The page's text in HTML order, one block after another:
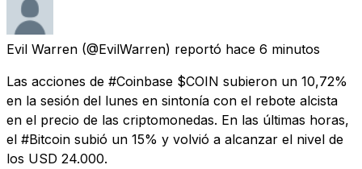
Evil Warren (@EvilWarren) reportó hace 6 minutos
Las acciones de #Coinbase $COIN subieron un 10,72%
en la sesión del lunes en sintonía con el rebote alcista
en el precio de las criptomonedas. En las últimas horas,
el #Bitcoin subió un 15% y volvió a alcanzar el nivel de
los USD 24.000.